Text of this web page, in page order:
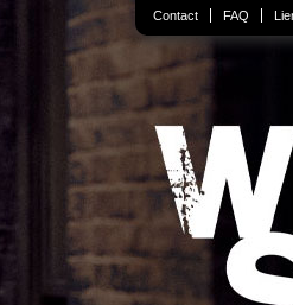
Contact FAQ